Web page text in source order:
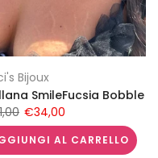
Bijoux
SmileFucsia Bobble
€34,00
AL CARRELLO